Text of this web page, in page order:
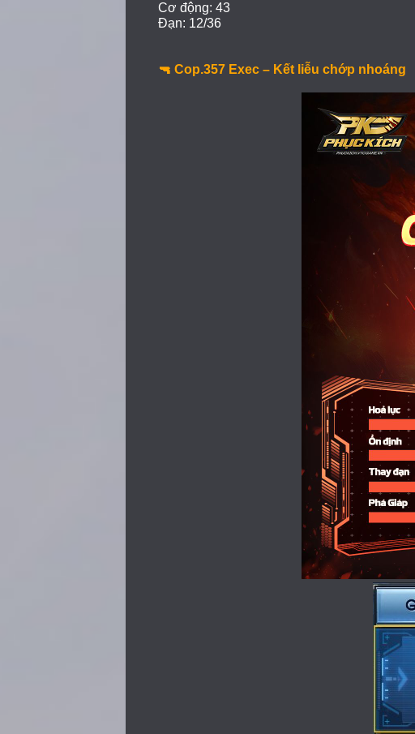
Cơ động: 43
Đạn: 12/36
🔫 Cop.357 Exec – Kết liễu chớp nhoáng